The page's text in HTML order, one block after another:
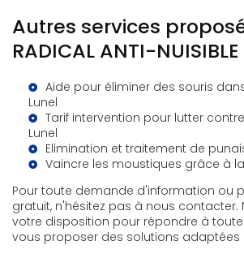
Autres services
RADICAL ANTI-NUISIBLE
Aide pour éliminer des souris
Lunel
Tarif intervention pour lutter
Lunel
Elimination et traitement de
Vaincre les moustiques grâce à
Pour toute demande d'information ou
gratuit, n'hésitez pas à nous contacter.
votre disposition pour répondre à
vous proposer des solutions adaptées